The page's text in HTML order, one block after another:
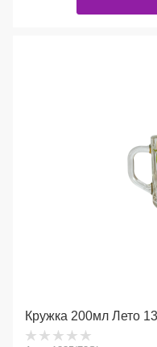
Кружка 200мл Лето